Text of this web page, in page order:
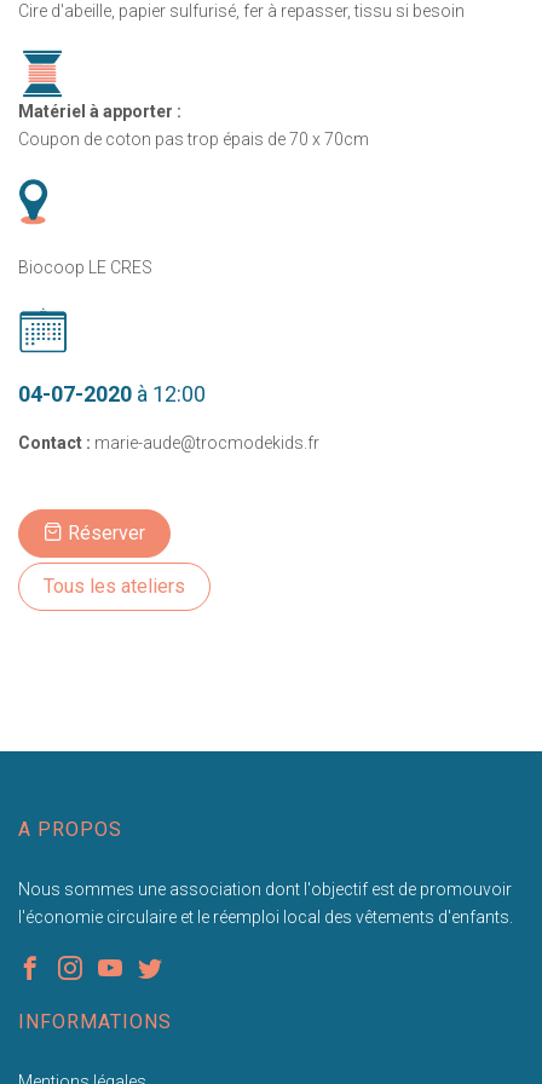
Cire d'abeille, papier sulfurisé, fer à repasser, tissu si besoin
Matériel à apporter :
Coupon de coton pas trop épais de 70 x 70cm
Biocoop LE CRES
04-07-2020 à 12:00
Contact : marie-aude@trocmodekids.fr
Réserver
Tous les ateliers
A PROPOS
Nous sommes une association dont l'objectif est de promouvoir
l'économie circulaire et le réemploi local des vêtements d'enfants.
INFORMATIONS